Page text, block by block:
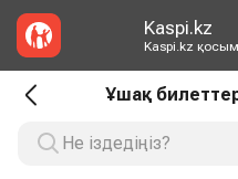
Kaspi.kz
Kaspi.kz
Ұшақ